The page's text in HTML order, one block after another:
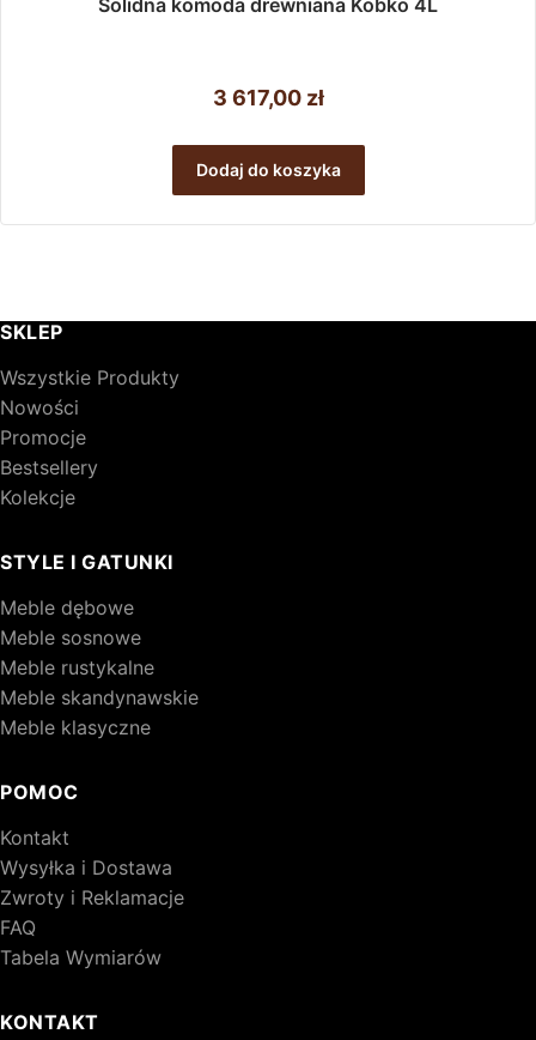
Solidna komoda drewniana Kobko 4L
3 617,00 zł
Dodaj do koszyka
SKLEP
Wszystkie Produkty
Nowości
Promocje
Bestsellery
Kolekcje
STYLE I GATUNKI
Meble dębowe
Meble sosnowe
Meble rustykalne
Meble skandynawskie
Meble klasyczne
POMOC
Kontakt
Wysyłka i Dostawa
Zwroty i Reklamacje
FAQ
Tabela Wymiarów
KONTAKT